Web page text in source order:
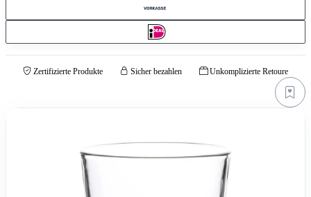
Zertifizierte Produkte Sicher bezahlen Unkomplizierte Retoure